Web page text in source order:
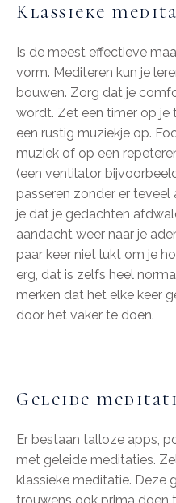
Klassieke
Is de meest effectieve
vorm. Mediteren kun je
bouwen. Zorg dat je
wordt. Zet een timer op je
een rustig muziekje op.
muziek of op een
(een ventilator
passeren zonder er
je dat je gedachten
aandacht weer naar je
paar keer niet lukt om je
erg, dat is zelfs heel
merken dat het elke keer
door het vaker te doen.
Geleide
Er bestaan talloze apps,
met geleide meditaties.
klassieke meditatie. Deze